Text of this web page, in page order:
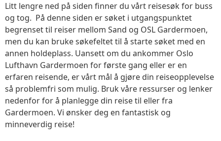
Litt lengre ned på siden finner du vårt reisesøk for buss
og tog. På denne siden er søket i utgangspunktet
begrenset til reiser mellom Sand og OSL Gardermoen,
men du kan bruke søkefeltet til å starte søket med en
annen holdeplass. Uansett om du ankommer Oslo
Lufthavn Gardermoen for første gang eller er en
erfaren reisende, er vårt mål å gjøre din reiseopplevelse
så problemfri som mulig. Bruk våre ressurser og lenker
nedenfor for å planlegge din reise til eller fra
Gardermoen. Vi ønsker deg en fantastisk og
minneverdig reise!